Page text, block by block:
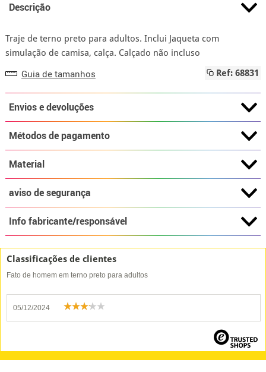
Descrição
Traje de terno preto para adultos. Inclui Jaqueta com
simulação de camisa, calça. Calçado não incluso
Guia de tamanhos Ref: 68831
Envios e devoluções
Métodos de pagamento
Material
aviso de segurança
Info fabricante/responsável
Classificações de clientes
Fato de homem em terno preto para adultos
05/12/2024